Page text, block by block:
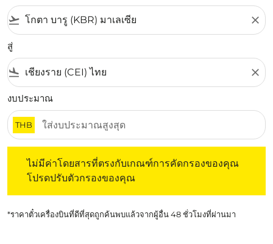
flight_takeoff close
สู่
flight_land close
งบประมาณ
THB
ไม่มีค่าโดยสารที่ตรงกับเกณฑ์การคัดกรองของคุณ
โปรดปรับตัวกรองของคุณ
*ราคาตั๋วเครื่องบินที่ดีที่สุดถูกค้นพบแล้วจากผู้อื่น 48 ชั่วโมงที่ผ่านมา